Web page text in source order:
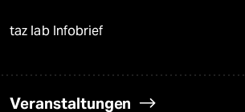
taz lab Infobrief
Veranstaltungen